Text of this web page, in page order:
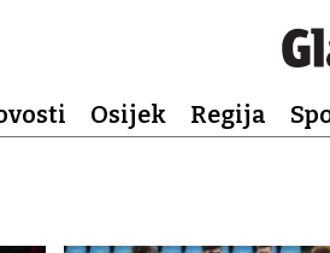
Osijek Regija